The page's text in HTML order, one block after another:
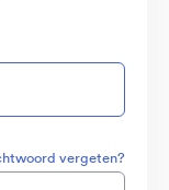
vergeten?